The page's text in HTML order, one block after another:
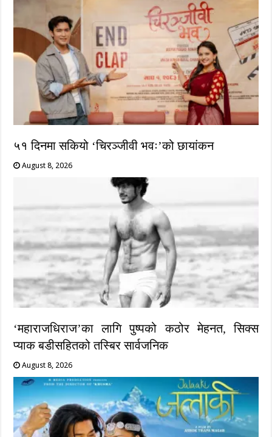
५१ दिनमा सकियो ‘चिरञ्जीवी भवः’को छायांकन
August 8, 2026
‘महाराजधिराज’का लागि पुष्पको कठोर मेहनत, सिक्स
प्याक बडीसहितको तस्बिर सार्वजनिक
August 8, 2026